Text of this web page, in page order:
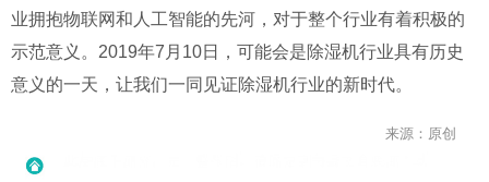
业拥抱物联网和人工智能的先河，对于整个行业有着积极的
示范意义。 2019年7 月 10日，可能会是除湿机行业具有历史
意义的一天，让我们一同见证除湿机行业的新时代。
来源：原创